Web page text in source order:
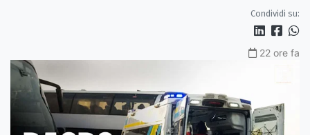
Condividi su:
22 ore fa